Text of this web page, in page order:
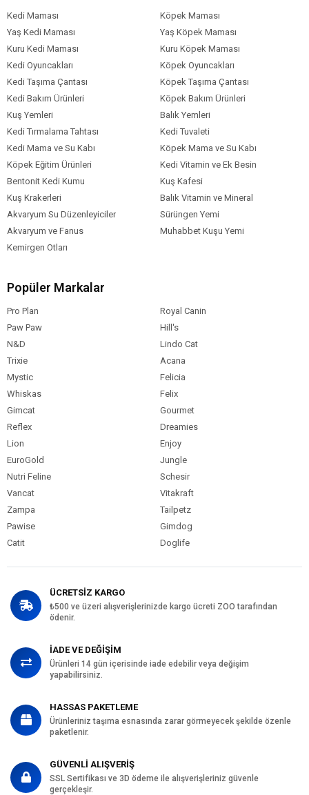
Kedi Maması
Köpek Maması
Yaş Kedi Maması
Yaş Köpek Maması
Kuru Kedi Maması
Kuru Köpek Maması
Kedi Oyuncakları
Köpek Oyuncakları
Kedi Taşıma Çantası
Köpek Taşıma Çantası
Kedi Bakım Ürünleri
Köpek Bakım Ürünleri
Kuş Yemleri
Balık Yemleri
Kedi Tırmalama Tahtası
Kedi Tuvaleti
Kedi Mama ve Su Kabı
Köpek Mama ve Su Kabı
Köpek Eğitim Ürünleri
Kedi Vitamin ve Ek Besin
Bentonit Kedi Kumu
Kuş Kafesi
Kuş Krakerleri
Balık Vitamin ve Mineral
Akvaryum Su Düzenleyiciler
Sürüngen Yemi
Akvaryum ve Fanus
Muhabbet Kuşu Yemi
Kemirgen Otları
Popüler Markalar
Pro Plan
Royal Canin
Paw Paw
Hill's
N&D
Lindo Cat
Trixie
Acana
Mystic
Felicia
Whiskas
Felix
Gimcat
Gourmet
Reflex
Dreamies
Lion
Enjoy
EuroGold
Jungle
Nutri Feline
Schesir
Vancat
Vitakraft
Zampa
Tailpetz
Pawise
Gimdog
Catit
Doglife
ÜCRETSİZ KARGO
₺500 ve üzeri alışverişlerinizde kargo ücreti ZOO tarafından
ödenir.
İADE VE DEĞİŞİM
Ürünleri 14 gün içerisinde iade edebilir veya değişim
yapabilirsiniz.
HASSAS PAKETLEME
Ürünleriniz taşıma esnasında zarar görmeyecek şekilde özenle
paketlenir.
GÜVENLİ ALIŞVERİŞ
SSL Sertifikası ve 3D ödeme ile alışverişleriniz güvenle
gerçekleşir.